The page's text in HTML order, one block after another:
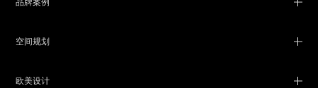
空间规划
欧美设计